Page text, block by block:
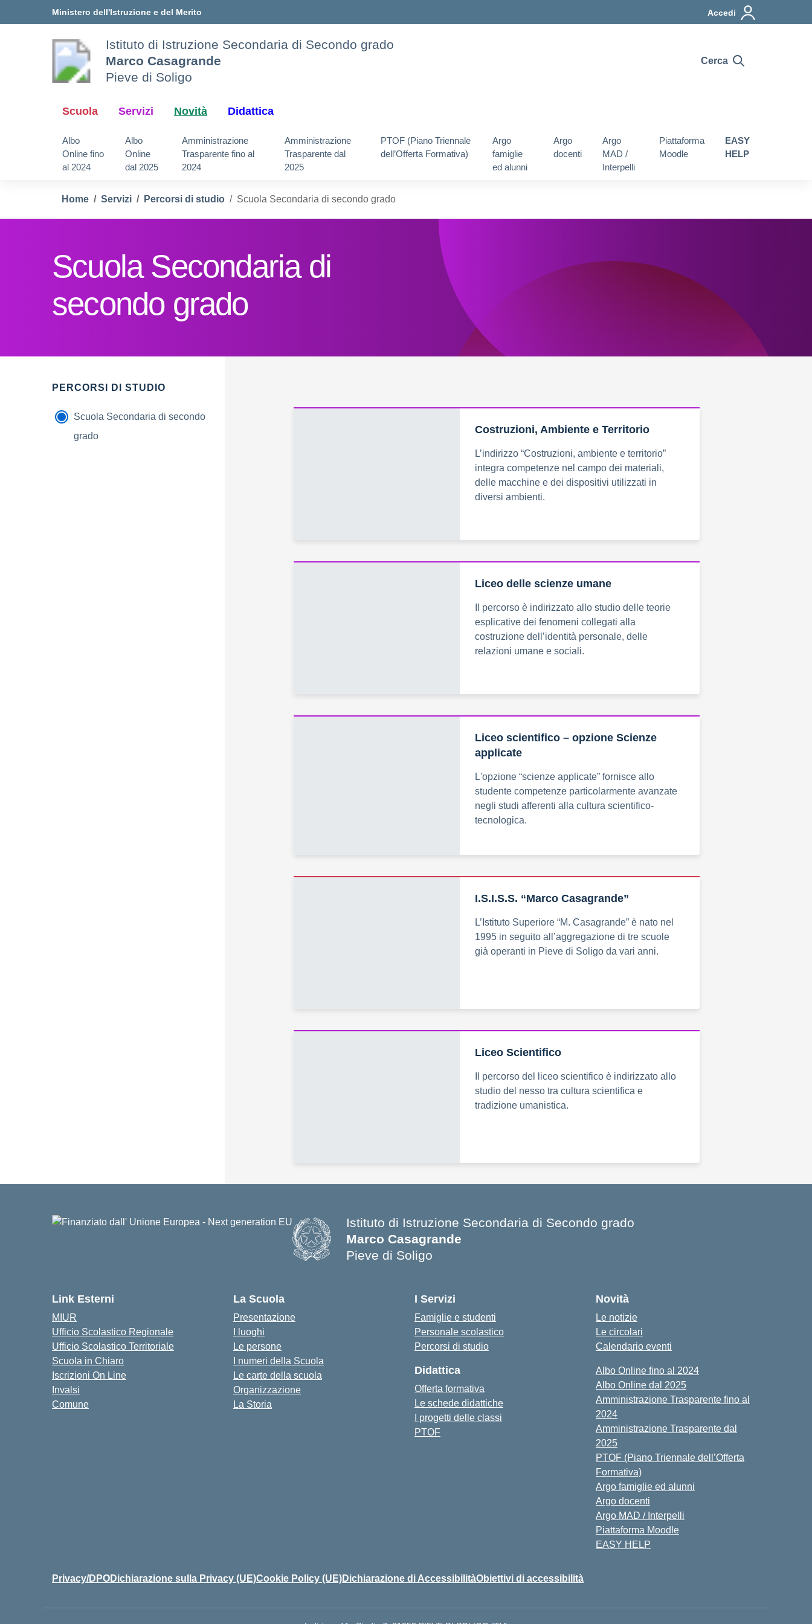
Ministero dell'Istruzione e del Merito Accedi
Istituto di Istruzione Secondaria di Secondo grado
Marco Casagrande
Pieve di Soligo
Cerca
Scuola Servizi Novità Didattica
Albo
Online fino
al 2024
Albo
Online
dal 2025
Amministrazione
Trasparente fino al
2024
Amministrazione
Trasparente dal
2025
PTOF (Piano Triennale
dell’Offerta Formativa)
Argo
famiglie
ed alunni
Argo
docenti
Argo
MAD /
Interpelli
Piattaforma
Moodle
EASY
HELP
Home Servizi Percorsi di studio Scuola Secondaria di secondo grado
Scuola Secondaria di
secondo grado
PERCORSI DI STUDIO
Scuola Secondaria di secondo
grado
Costruzioni, Ambiente e Territorio
L’indirizzo “Costruzioni, ambiente e territorio”
integra competenze nel campo dei materiali,
delle macchine e dei dispositivi utilizzati in
diversi ambienti.
Liceo delle scienze umane
Il percorso è indirizzato allo studio delle teorie
esplicative dei fenomeni collegati alla
costruzione dell’identità personale, delle
relazioni umane e sociali.
Liceo scientifico – opzione Scienze
applicate
L'opzione “scienze applicate” fornisce allo
studente competenze particolarmente avanzate
negli studi afferenti alla cultura scientifico-
tecnologica.
I.S.I.S.S. “Marco Casagrande”
L’Istituto Superiore “M. Casagrande” è nato nel
1995 in seguito all’aggregazione di tre scuole
già operanti in Pieve di Soligo da vari anni.
Liceo Scientifico
Il percorso del liceo scientifico è indirizzato allo
studio del nesso tra cultura scientifica e
tradizione umanistica.
Istituto di Istruzione Secondaria di Secondo grado
Marco Casagrande
Pieve di Soligo
Link Esterni
MIUR
Ufficio Scolastico Regionale
Ufficio Scolastico Territoriale
Scuola in Chiaro
Iscrizioni On Line
Invalsi
Comune
La Scuola
Presentazione
I luoghi
Le persone
I numeri della Scuola
Le carte della scuola
Organizzazione
La Storia
I Servizi
Famiglie e studenti
Personale scolastico
Percorsi di studio
Didattica
Offerta formativa
Le schede didattiche
I progetti delle classi
PTOF
Novità
Le notizie
Le circolari
Calendario eventi
Albo Online fino al 2024
Albo Online dal 2025
Amministrazione Trasparente fino al
2024
Amministrazione Trasparente dal
2025
PTOF (Piano Triennale dell’Offerta
Formativa)
Argo famiglie ed alunni
Argo docenti
Argo MAD / Interpelli
Piattaforma Moodle
EASY HELP
Privacy/DPODichiarazione sulla Privacy (UE)Cookie Policy (UE)Dichiarazione di AccessibilitàObiettivi di accessibilità